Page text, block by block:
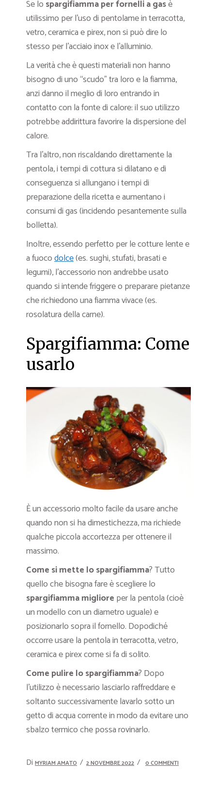
Se lo spargifiamma per fornelli a gasè
utilissimo per l’uso di pentolame in terracotta,
vetro, ceramica e pirex, non si può dire lo
stesso per l’acciaio inox e l’alluminio.
La verità che è questi materiali non hanno
bisogno di uno “scudo” tra loro e la fiamma,
anzi danno il meglio di loro entrando in
contatto con la fonte di calore: il suo utilizzo
potrebbe addirittura favorire la dispersione del
calore.
Tra l’altro, non riscaldando direttamente la
pentola, i tempi di cottura si dilatano e di
conseguenza si allungano i tempi di
preparazione della ricetta e aumentano i
consumi di gas (incidendo pesantemente sulla
bolletta).
Inoltre, essendo perfetto per le cotture lente e
a fuocodolce(es. sughi, stufati, brasati e
legumi), l’accessorionon andrebbe usato
quando si intende friggere o preparare pietanze
che richiedono una fiamma vivace (es.
rosolatura della carne).
Spargifiamma: Come
usarlo
È un accessorio molto facile da usare anche
quando non si ha dimestichezza, ma richiede
qualche piccola accortezza per ottenere il
massimo.
Come si mette lo spargifiamma? Tutto
quello che bisogna fare è scegliere lo
spargifiamma migliore per la pentola (cioè
un modello con un diametro uguale) e
posizionarlo sopra il fornello. Dopodiché
occorre usare la pentola in terracotta, vetro,
ceramica e pirex come si fa di solito.
Come pulire lo spargifiamma? Dopo
l’utilizzo è necessario lasciarlo raffreddare e
soltanto successivamente lavarlo sotto un
getto di acqua corrente in modo da evitare uno
sbalzo termico che possa rovinarlo.
Di MYRIAM AMATO 2 NOVEMBRE 2022 0 COMMENTI